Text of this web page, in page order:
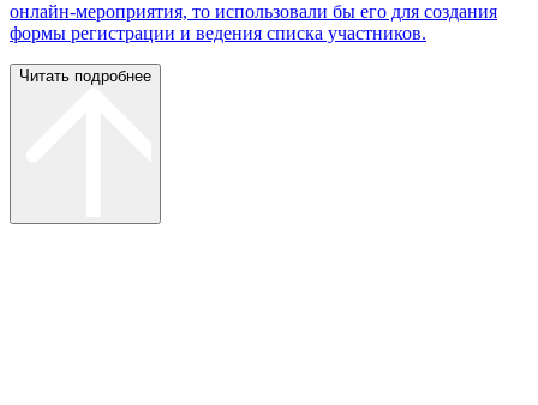
онлайн-мероприятия, то использовали бы его для создания
формы регистрации и ведения списка участников.
Читать подробнее